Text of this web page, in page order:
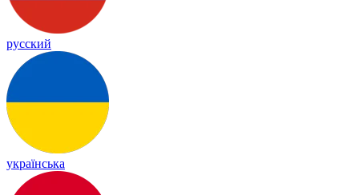
русский
українська